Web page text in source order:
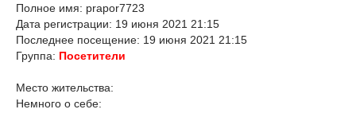
Полное имя: prapor7723
Дата регистрации: 19 июня 2021 21:15
Последнее посещение: 19 июня 2021 21:15
Группа: Посетители
Место жительства:
Немного о себе: